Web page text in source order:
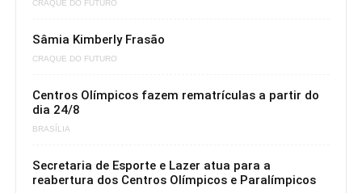
CRAQUE DO FUTURO
Sâmia Kimberly Frasão
CRAQUE DO FUTURO
Centros Olímpicos fazem rematrículas a partir do
dia 24/8
BRASÍLIA
Secretaria de Esporte e Lazer atua para a
reabertura dos Centros Olímpicos e Paralímpicos